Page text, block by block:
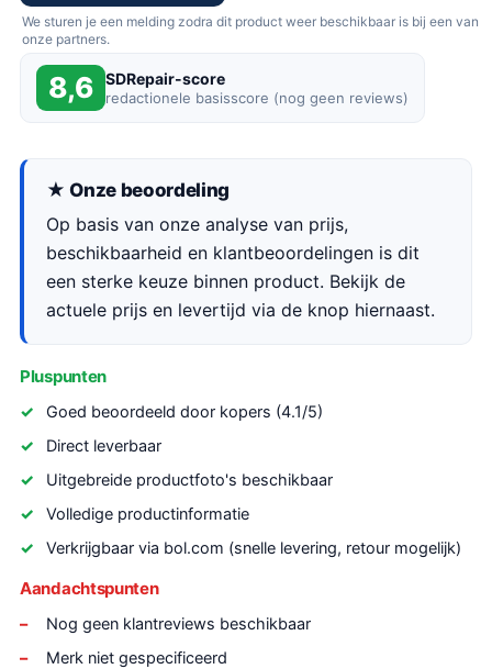
We sturen je een melding zodra dit product weer beschikbaar is bij een van
onze partners.
8,6 SDRepair-score
redactionele basisscore (nog geen reviews)
★ Onze beoordeling
Op basis van onze analyse van prijs,
beschikbaarheid en klantbeoordelingen is dit
een sterke keuze binnen product. Bekijk de
actuele prijs en levertijd via de knop hiernaast.
Pluspunten
Goed beoordeeld door kopers (4.1/5)
Direct leverbaar
Uitgebreide productfoto's beschikbaar
Volledige productinformatie
Verkrijgbaar via bol.com (snelle levering, retour mogelijk)
Aandachtspunten
Nog geen klantreviews beschikbaar
Merk niet gespecificeerd